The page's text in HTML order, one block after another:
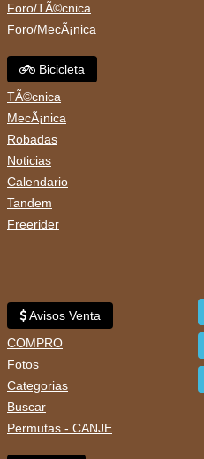
Foro/TÃ©cnica
Foro/MecÃ¡nica
Bicicleta
TÃ©cnica
MecÃ¡nica
Robadas
Noticias
Calendario
Tandem
Freerider
Avisos Venta
COMPRO
Fotos
Categorias
Buscar
Permutas - CANJE